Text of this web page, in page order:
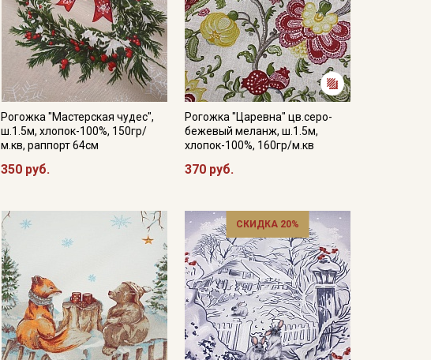
Рогожка "Мастерская чудес",
ш.1.5м, хлопок-100%, 150гр/
м.кв, раппорт 64см
350 руб.
Рогожка "Царевна" цв.серо-
бежевый меланж, ш.1.5м,
хлопок-100%, 160гр/м.кв
370 руб.
СКИДКА 20%